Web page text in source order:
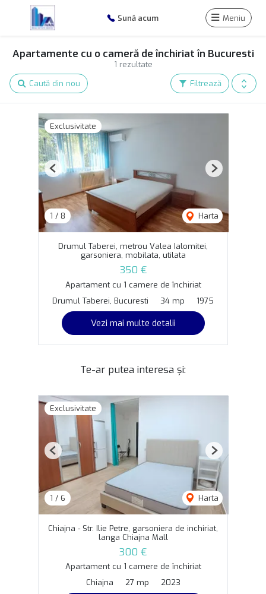
Sună acum Meniu
1 rezultate
Apartamente cu o cameră de închiriat în Bucuresti
Filtrează
Caută din nou
Exclusivitate
1 / 8 Harta
Previous Next
Drumul Taberei, metrou Valea Ialomitei,
garsoniera, mobilata, utilata
350 €
Apartament cu 1 camere de închiriat
Drumul Taberei, Bucuresti
34 mp 1975
Vezi mai multe detalii
Te-ar putea interesa și:
Exclusivitate
1 / 6 Harta
Previous Next
Chiajna - Str. Ilie Petre, garsoniera de inchiriat,
langa Chiajna Mall
300 €
Apartament cu 1 camere de închiriat
Chiajna
27 mp 2023